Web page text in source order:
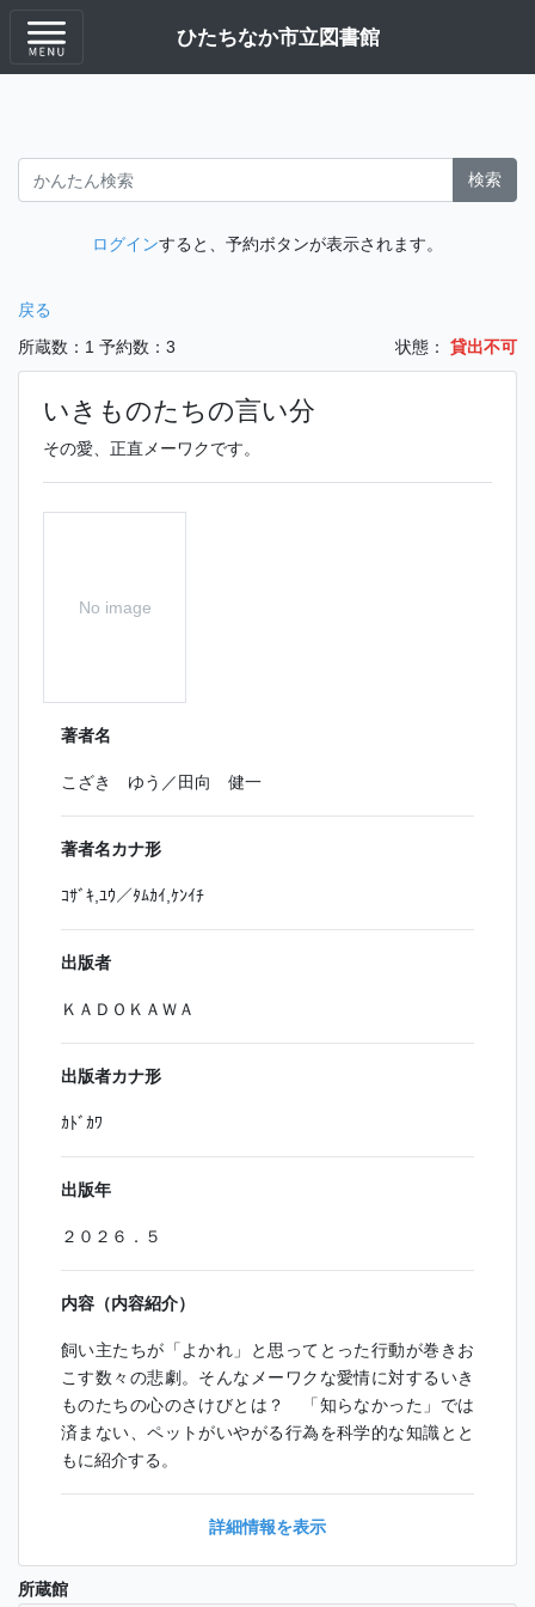
ひたちなか市立図書館
検索
ログインすると、予約ボタンが表示されます。
戻る
所蔵数：1 予約数：3 状態： 貸出不可
いきものたちの言い分
その愛、正直メーワクです。
No image
著者名
こざき ゆう／田向 健一
著者名カナ形
ｺｻﾞｷ,ﾕｳ／ﾀﾑｶｲ,ｹﾝｲﾁ
出版者
ＫＡＤＯＫＡＷＡ
出版者カナ形
ｶﾄﾞｶﾜ
出版年
２０２６．５
内容（内容紹介）
飼い主たちが「よかれ」と思ってとった行動が巻きお
こす数々の悲劇。そんなメーワクな愛情に対するいき
ものたちの心のさけびとは？ 「知らなかった」では
済まない、ペットがいやがる行為を科学的な知識とと
もに紹介する。
詳細情報を表示
所蔵館